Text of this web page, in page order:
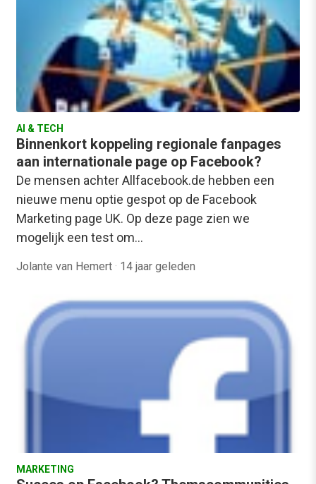
AI & TECH
Binnenkort koppeling regionale fanpages
aan internationale page op Facebook?
De mensen achter Allfacebook.de hebben een
nieuwe menu optie gespot op de Facebook
Marketing page UK. Op deze page zien we
mogelijk een test om…
Jolante van Hemert · 14 jaar geleden
MARKETING